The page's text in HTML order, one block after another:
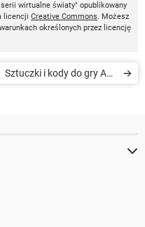
wirtualne światy" opublikowany
licencji Creative Commons. Możesz
określonych przez licencję
Sztuczki i kody do gry Age